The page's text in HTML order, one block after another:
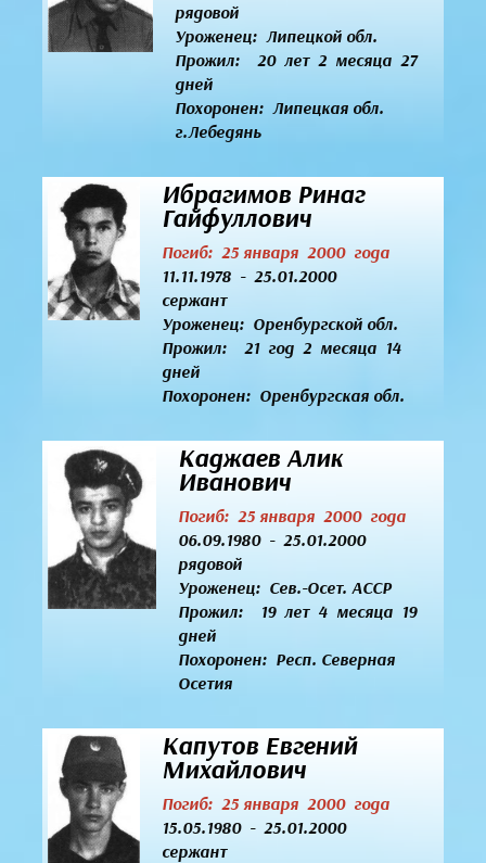
рядовой
Уроженец:Липецкой обл.
Прожил: 20 лет 2 месяца 27
дней
Похоронен: Липецкая обл.
г.Лебедянь
Ибрагимов Ринаг
Гайфуллович
Погиб: 25 января 2000 года
11.11.1978 - 25.01.2000
сержант
Уроженец:Оренбургской обл.
Прожил: 21 год 2 месяца 14
дней
Похоронен: Оренбургская обл.
Каджаев Алик
Иванович
Погиб: 25 января 2000 года
06.09.1980 - 25.01.2000
рядовой
Уроженец: Сев.-Осет. АССР
Прожил: 19 лет 4 месяца 19
дней
Похоронен: Респ. Северная
Осетия
Капутов Евгений
Михайлович
Погиб: 25 января 2000 года
15.05.1980 - 25.01.2000
сержант